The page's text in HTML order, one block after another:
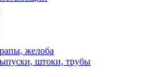
желоба
штоки, трубы